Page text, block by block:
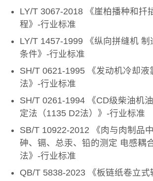
LY/T 3067-2018 《崖柏播种和扦
程》-行业标准
LY/T 1457-1999 《纵向拼缝机 制
条件》-行业标准
SH/T 0621-1995 《发动机冷却液
法》-行业标准
SH/T 0261-1994 《CD级柴油机
定法（1135 D2法）》-行业标准
SB/T 10922-2012 《肉与肉制品
砷、镉、总汞、铅的测定 电感耦
法》-行业标准
QB/T 5838-2023 《板链纸卷立式